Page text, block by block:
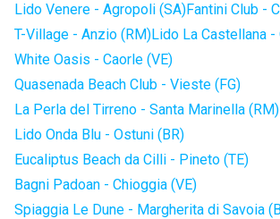
Lido Venere - Agropoli (SA)Fantini Club -
T-Village - Anzio (RM)Lido La Castellana -
White Oasis - Caorle (VE)
Quasenada Beach Club - Vieste (FG)
La Perla del Tirreno - Santa Marinella (RM)
Lido Onda Blu - Ostuni (BR)
Eucaliptus Beach da Cilli - Pineto (TE)
Bagni Padoan - Chioggia (VE)
Spiaggia Le Dune - Margherita di Savoia